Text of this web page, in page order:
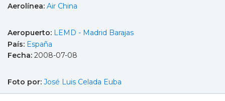
Aerolínea: Air China
Aeropuerto: LEMD - Madrid Barajas
País: España
Fecha: 2008-07-08
Foto por: José Luis Celada Euba